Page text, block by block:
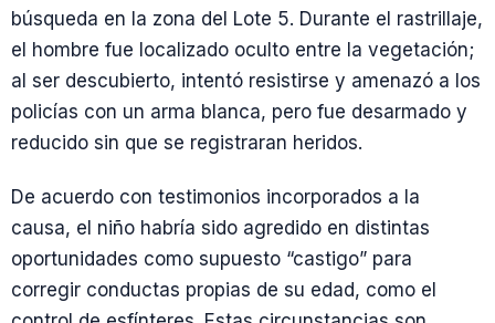
búsqueda en la zona del Lote 5. Durante el rastrillaje,
el hombre fue localizado oculto entre la vegetación;
al ser descubierto, intentó resistirse y amenazó a los
policías con un arma blanca, pero fue desarmado y
reducido sin que se registraran heridos.
De acuerdo con testimonios incorporados a la
causa, el niño habría sido agredido en distintas
oportunidades como supuesto “castigo” para
corregir conductas propias de su edad, como el